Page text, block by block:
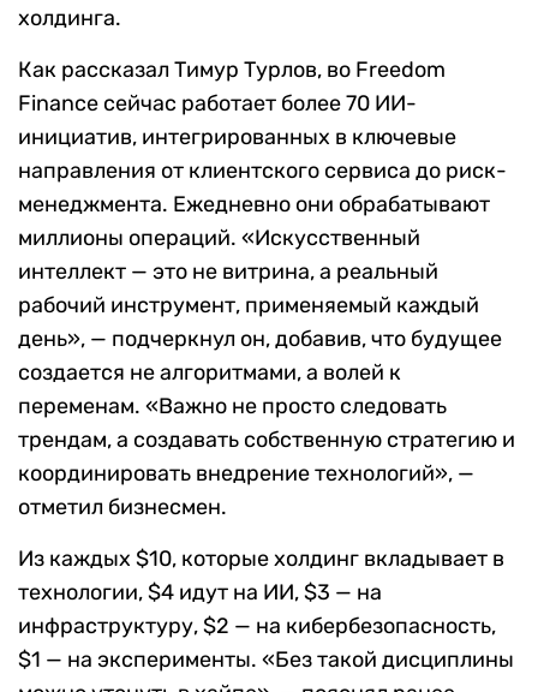
холдинга.
Как рассказал Тимур Турлов, во Freedom
Finance сейчас работает более 70 ИИ-
инициатив, интегрированных в ключевые
направления от клиентского сервиса до риск-
менеджмента. Ежедневно они обрабатывают
миллионы операций. «Искусственный
интеллект — это не витрина, а реальный
рабочий инструмент, применяемый каждый
день», — подчеркнул он, добавив, что будущее
создается не алгоритмами, а волей к
переменам. «Важно не просто следовать
трендам, а создавать собственную стратегию и
координировать внедрение технологий», —
отметил бизнесмен.
Из каждых $10, которые холдинг вкладывает в
технологии, $4 идут на ИИ, $3 — на
инфраструктуру, $2 — на кибербезопасность,
$1 — на эксперименты. «Без такой дисциплины